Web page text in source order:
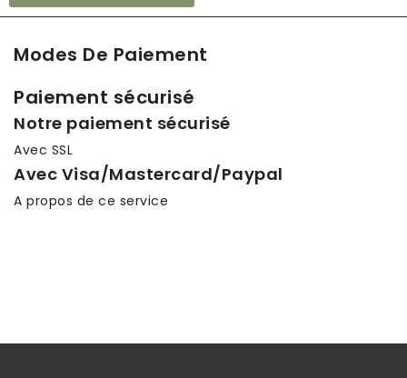
Modes De Paiement
Paiement sécurisé
Notre paiement sécurisé
Avec SSL
Avec Visa/Mastercard/Paypal
A propos de ce service